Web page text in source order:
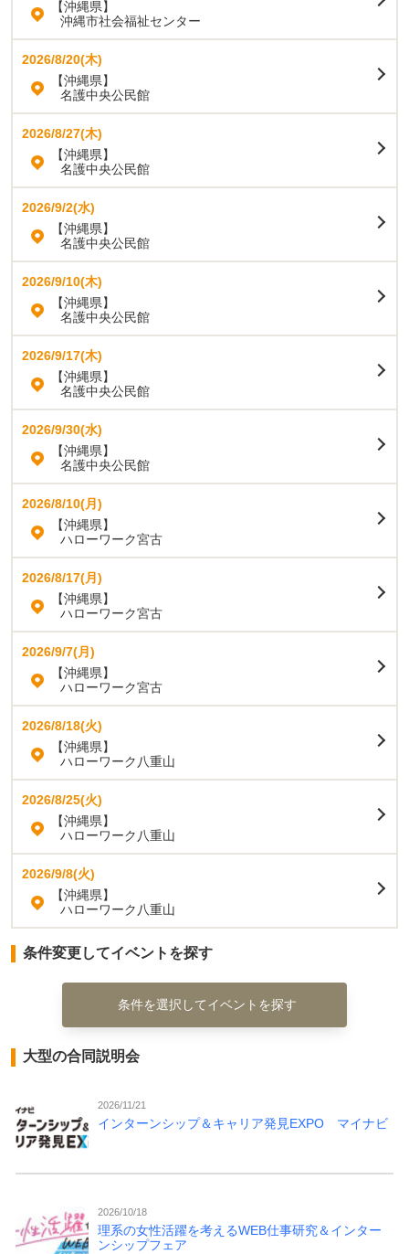
【沖縄県】
沖縄市社会福祉センター
2026/8/20(木)
【沖縄県】
名護中央公民館
2026/8/27(木)
【沖縄県】
名護中央公民館
2026/9/2(水)
【沖縄県】
名護中央公民館
2026/9/10(木)
【沖縄県】
名護中央公民館
2026/9/17(木)
【沖縄県】
名護中央公民館
2026/9/30(水)
【沖縄県】
名護中央公民館
2026/8/10(月)
【沖縄県】
ハローワーク宮古
2026/8/17(月)
【沖縄県】
ハローワーク宮古
2026/9/7(月)
【沖縄県】
ハローワーク宮古
2026/8/18(火)
【沖縄県】
ハローワーク八重山
2026/8/25(火)
【沖縄県】
ハローワーク八重山
2026/9/8(火)
【沖縄県】
ハローワーク八重山
条件変更してイベントを探す
条件を選択してイベントを探す
大型の合同説明会
2026/11/21
インターンシップ＆キャリア発見EXPO マイナビ
2026/10/18
理系の女性活躍を考えるWEB仕事研究＆インター
ンシップフェア